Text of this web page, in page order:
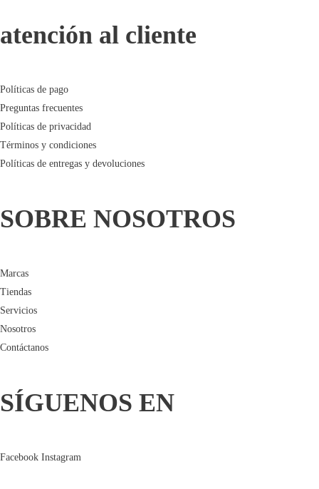
atención al cliente
Políticas de pago
Preguntas frecuentes
Políticas de privacidad
Términos y condiciones
Políticas de entregas y devoluciones
SOBRE NOSOTROS
Marcas
Tiendas
Servicios
Nosotros
Contáctanos
SÍGUENOS EN
Facebook Instagram